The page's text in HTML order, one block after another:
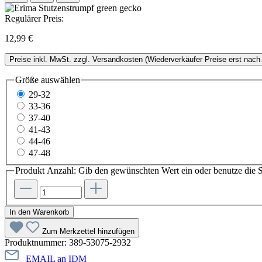
Regulärer Preis:
12,99 €
Preise inkl. MwSt. zzgl. Versandkosten (Wiederverkäufer Preise erst nach
Größe auswählen
29-32
33-36
37-40
41-43
44-46
47-48
Produkt Anzahl: Gib den gewünschten Wert ein oder benutze die
In den Warenkorb
Zum Merkzettel hinzufügen
Produktnummer: 389-53075-2932
EMAIL an IDM